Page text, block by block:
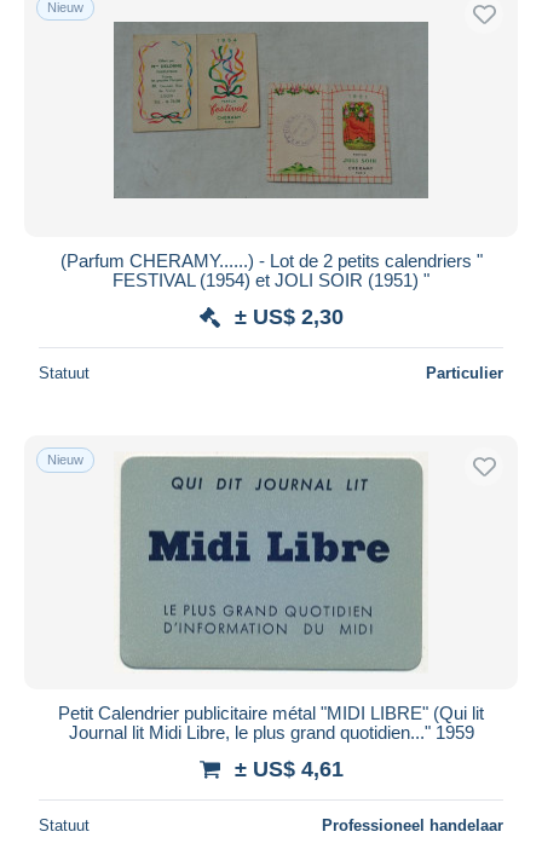
Nieuw
(Parfum CHERAMY......) - Lot de 2 petits calendriers "
FESTIVAL (1954) et JOLI SOIR (1951) "
± US$ 2,30
Statuut Particulier
Nieuw
Petit Calendrier publicitaire métal "MIDI LIBRE" (Qui lit
Journal lit Midi Libre, le plus grand quotidien..." 1959
± US$ 4,61
Statuut Professioneel handelaar